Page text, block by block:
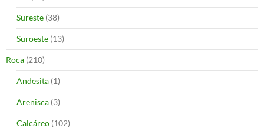
Sureste (38)
Suroeste (13)
Roca (210)
Andesita (1)
Arenisca (3)
Calcáreo (102)